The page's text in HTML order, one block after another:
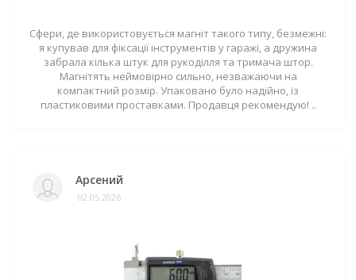
Сфери, де використовується магніт такого типу, безмежні:
я купував для фіксації інструментів у гаражі, а дружина
забрала кілька штук для рукоділля та тримача штор.
Магнітять неймовірно сильно, незважаючи на
компактний розмір. Упаковано було надійно, із
пластиковими проставками. Продавця рекомендую! ..
Арсений
02.05.2026